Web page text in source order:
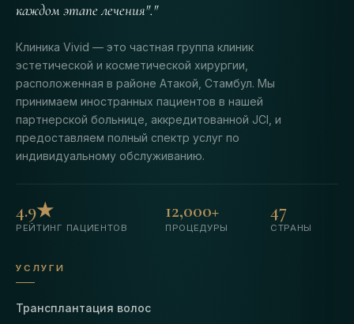
каждом этапе лечения"."
Клиника Vivid — это частная группа клиник
эстетической и косметической хирургии,
расположенная в районе Атакой, Стамбул. Мы
принимаем иностранных пациентов в нашей
партнерской больнице, аккредитованной JCI, и
предоставляем полный спектр услуг по
индивидуальному обслуживанию.
4.9★
РЕЙТИНГ ПАЦИЕНТОВ
12,000+
ПРОЦЕДУРЫ
47
СТРАНЫ
УСЛУГИ
Трансплантация волос